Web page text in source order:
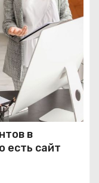
в
есть сайт